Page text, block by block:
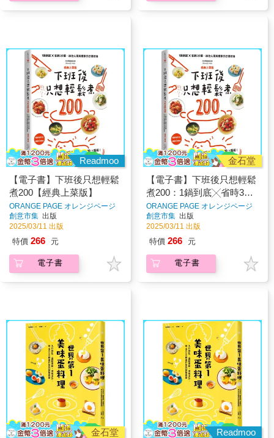
Readmoo
【電子書】下班後只想輕鬆
煮200【經典上菜版】
ORANGE PAGE オレンジページ
著
創意市集 出版
2025/03/11 出版
特價 266 元
電子書
金石堂
【電子書】下班後只想輕鬆
煮200：1鍋到底╳省時3步
驟，22位人氣料理家的日常
好食
ORANGE PAGE オレンジページ
著
創意市集 出版
2025/03/11 出版
特價 266 元
電子書
金石堂
Readmoo